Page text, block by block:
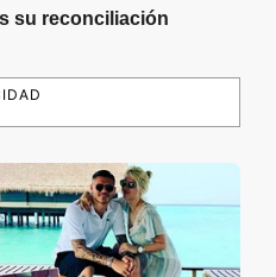
su reconciliación